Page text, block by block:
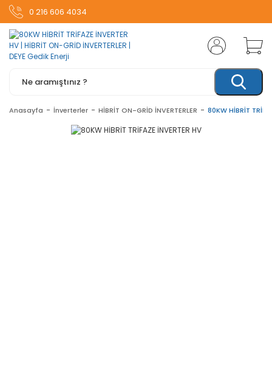
0 216 606 4034
Anasayfa İnverterler HİBRİT ON-GRİD İNVERTERLER 80KW HİBRİT